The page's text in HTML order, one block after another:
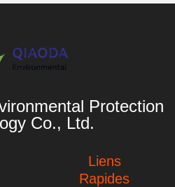
Protection
Co., Ltd.
Liens
Rapides